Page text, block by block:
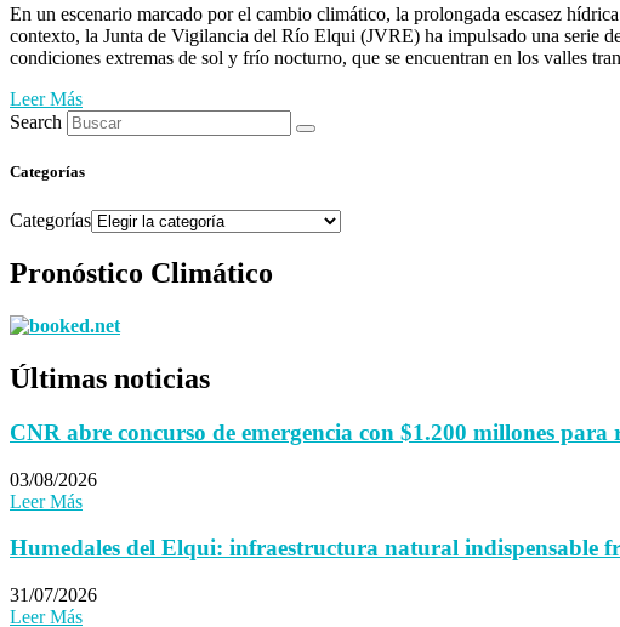
En un escenario marcado por el cambio climático, la prolongada escasez
contexto, la Junta de Vigilancia del Río Elqui (JVRE) ha impulsado una serie
condiciones extremas de sol y frío nocturno, que se encuentran en los valles
Leer Más
Search
Categorías
Categorías
Pronóstico Climático
Últimas noticias
CNR abre concurso de emergencia con $1.200 millones
03/08/2026
Leer Más
Humedales del Elqui: infraestructura natural indispensable
31/07/2026
Leer Más